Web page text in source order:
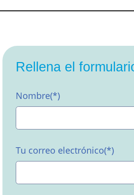
Rellena el
Nombre(*)
Tu correo electrónico(*)